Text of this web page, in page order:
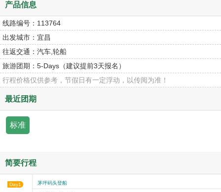
产品信息
线路编号： 113764
出发城市： 宜昌
往返交通： 汽车,轮船
旅游团期： 5-Days（建议提前3天报名）
行程价格仅供参考，节假日有一定浮动，以传阅为准！
最近团期
标准
简要行程
Day1 茅坪码头登船